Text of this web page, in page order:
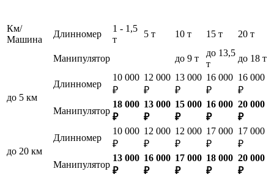
Км/
Машина
Длинномер
1 - 1,5
т
5 т 10 т 15 т 20 т
Манипулятор до 9 т
до 13,5
т
до 18 т
до 5 км
Длинномер
10 000
₽
12 000
₽
13 000
₽
16 000
₽
16 000
₽
Манипулятор
18 000
₽
13 000
₽
15 000
₽
16 000
₽
20 000
₽
до 20 км
Длинномер
10 000
₽
12 000
₽
12 000
₽
17 000
₽
17 000
₽
Манипулятор
13 000
₽
16 000
₽
17 000
₽
18 000
₽
20 000
₽